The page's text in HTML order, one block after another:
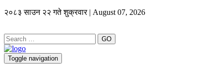
२०८३ साउन २२ गते शुक्रवार | August 07, 2026
GO
Toggle navigation